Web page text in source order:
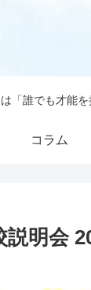
「誰でも才能
コラム
説明会